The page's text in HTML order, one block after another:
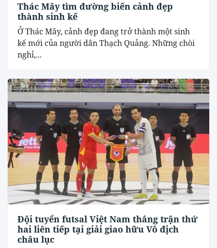
Thác Mây tìm đường biến cảnh đẹp
thành sinh kế
Ở Thác Mây, cảnh đẹp đang trở thành một sinh
kế mới của người dân Thạch Quảng. Những chòi
nghỉ,...
Đội tuyển futsal Việt Nam thắng trận thứ
hai liên tiếp tại giải giao hữu Vô địch
châu lục